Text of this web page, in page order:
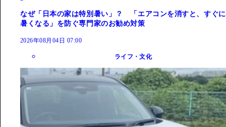
なぜ「日本の家は特別暑い」？ 「エアコンを消すと、すぐに
暑くなる」を防ぐ専門家のお勧め対策
2026年08月04日 07:00
ライフ・文化